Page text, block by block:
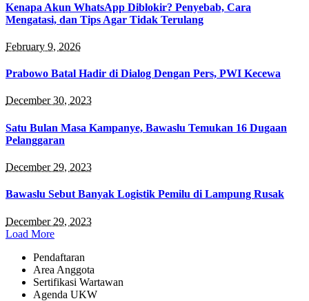
Kenapa Akun WhatsApp Diblokir? Penyebab, Cara
Mengatasi, dan Tips Agar Tidak Terulang
February 9, 2026
Prabowo Batal Hadir di Dialog Dengan Pers, PWI Kecewa
December 30, 2023
Satu Bulan Masa Kampanye, Bawaslu Temukan 16 Dugaan
Pelanggaran
December 29, 2023
Bawaslu Sebut Banyak Logistik Pemilu di Lampung Rusak
December 29, 2023
Load More
Pendaftaran
Area Anggota
Sertifikasi Wartawan
Agenda UKW